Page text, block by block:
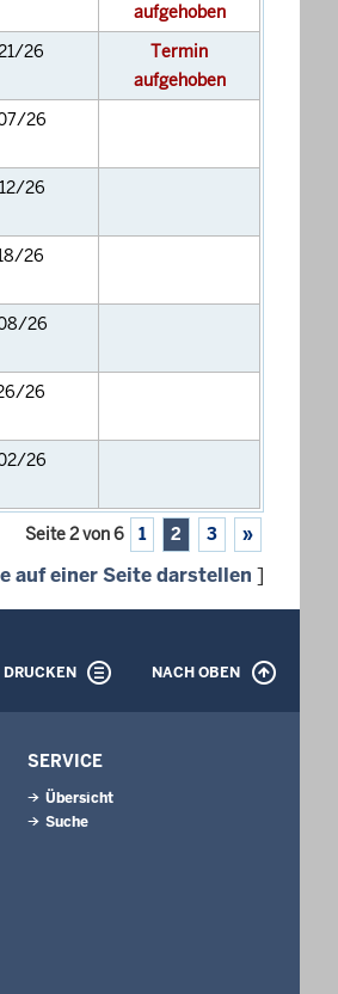
aufgehoben
26
Termin
aufgehoben
26
26
26
26
26
26
Seite 2 von 6 1 2 3 »
auf einer Seite darstellen ]
DRUCKEN NACH OBEN
SERVICE
Übersicht
Suche